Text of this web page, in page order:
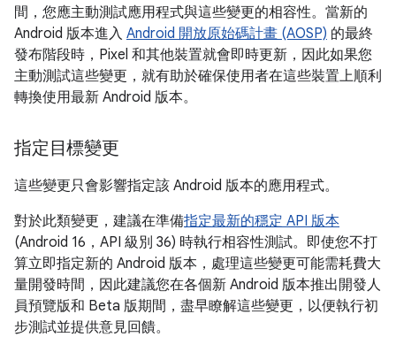
間，您應主動測試應用程式與這些變更的相容性。當新的
Android 版本進入 Android 開放原始碼計畫 (AOSP) 的最終
發布階段時，Pixel 和其他裝置就會即時更新，因此如果您
主動測試這些變更，就有助於確保使用者在這些裝置上順利
轉換使用最新 Android 版本。
指定目標變更
這些變更只會影響指定該 Android 版本的應用程式。
對於此類變更，建議在準備指定最新的穩定 API 版本
(Android 16，API 級別 36) 時執行相容性測試。即使您不打
算立即指定新的 Android 版本，處理這些變更可能需耗費大
量開發時間，因此建議您在各個新 Android 版本推出開發人
員預覽版和 Beta 版期間，盡早瞭解這些變更，以便執行初
步測試並提供意見回饋。